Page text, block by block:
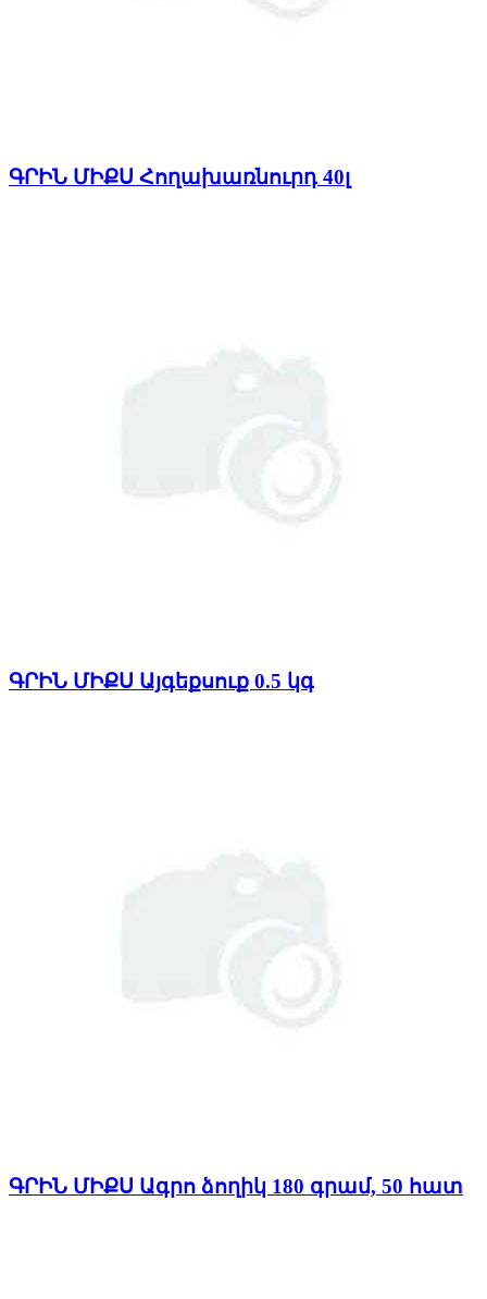
ԳՐԻՆ ՄԻՔՍ Հողախառնուրդ 40լ
ԳՐԻՆ ՄԻՔՍ Այգեքսուք 0.5 կգ
ԳՐԻՆ ՄԻՔՍ Ագրո ձողիկ 180 գրամ, 50 հատ